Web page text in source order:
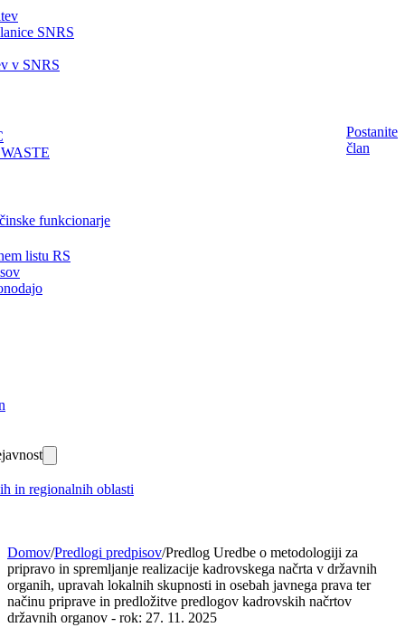
SNRS
v SNRS
funkcionarje
listu RS
in regionalnih oblasti
Postanite
član
Domov/Predlogi predpisov/Predlog Uredbe o metodologiji za
pripravo in spremljanje realizacije kadrovskega načrta v državnih
organih, upravah lokalnih skupnosti in osebah javnega prava ter
načinu priprave in predložitve predlogov kadrovskih načrtov
državnih organov - rok: 27. 11. 2025